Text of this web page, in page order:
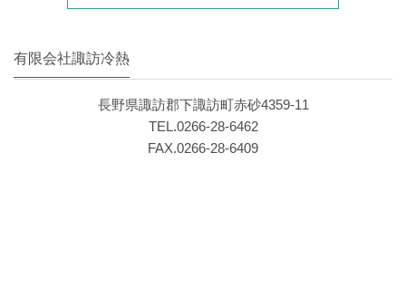
有限会社諏訪冷熱
長野県諏訪郡下諏訪町赤砂4359‐11
TEL.0266‐28‐6462
FAX.0266‐28‐6409